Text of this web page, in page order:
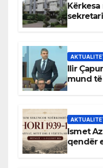
Ilir
mund
Ismet
qendër